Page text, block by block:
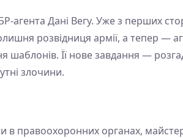
агента Дані Вегу. Уже з перших
розвідниця армії, а тепер —
шаблонів. Її нове завдання —
злочини.
в правоохоронних органах,